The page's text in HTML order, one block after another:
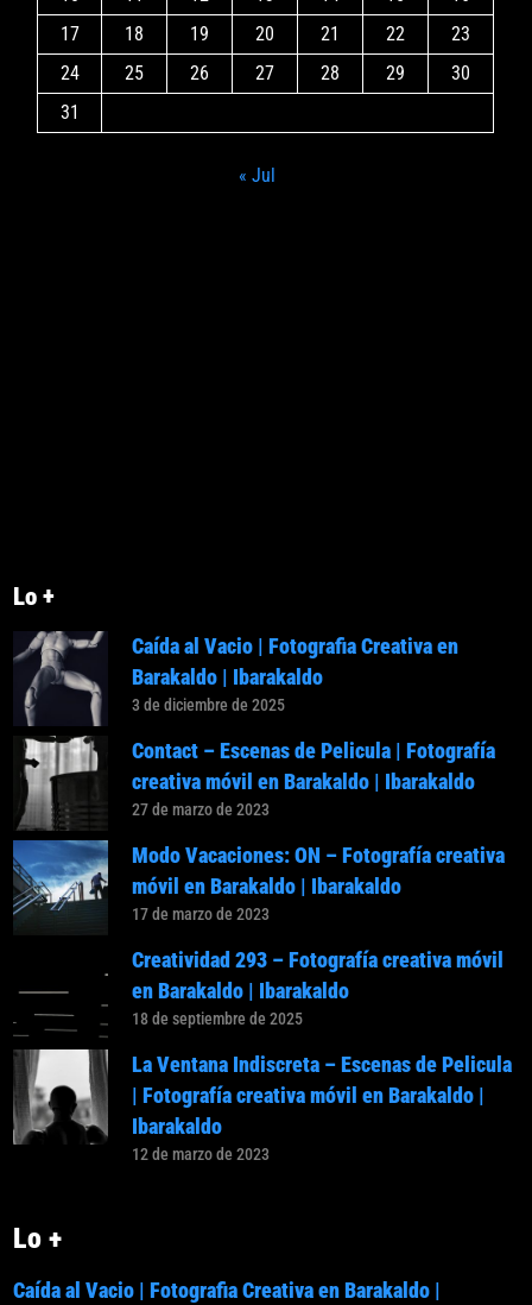
17
18 19 20 21 22
23
24
25 26 27 28 29
30
31
« Jul
Lo +
Caída al Vacio | Fotografia Creativa en
Barakaldo | Ibarakaldo
3 de diciembre de 2025
Contact – Escenas de Pelicula | Fotografía
creativa móvil en Barakaldo | Ibarakaldo
27 de marzo de 2023
Modo Vacaciones: ON – Fotografía creativa
móvil en Barakaldo | Ibarakaldo
17 de marzo de 2023
Creatividad 293 – Fotografía creativa móvil
en Barakaldo | Ibarakaldo
18 de septiembre de 2025
La Ventana Indiscreta – Escenas de Pelicula
| Fotografía creativa móvil en Barakaldo |
Ibarakaldo
12 de marzo de 2023
Lo +
Caída al Vacio | Fotografia Creativa en Barakaldo |